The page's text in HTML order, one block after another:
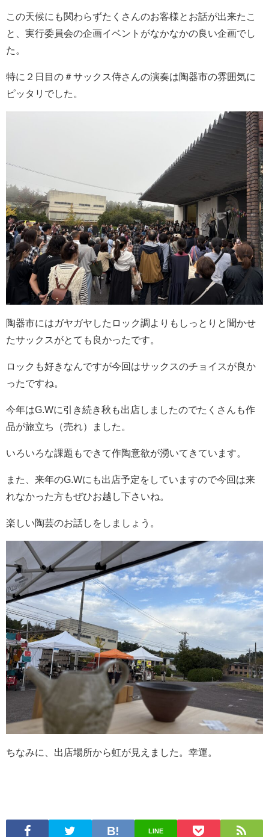
この天候にも関わらずたくさんのお客様とお話が出来たこ
と、実行委員会の企画イベントがなかなかの良い企画でし
た。
特に２日目の＃サックス侍さんの演奏は陶器市の雰囲気に
ピッタリでした。
陶器市にはガヤガヤしたロック調よりもしっとりと聞かせ
たサックスがとても良かったです。
ロックも好きなんですが今回はサックスのチョイスが良か
ったですね。
今年はG.Wに引き続き秋も出店しましたのでたくさんも作
品が旅立ち（売れ）ました。
いろいろな課題もできて作陶意欲が湧いてきています。
また、来年のG.Wにも出店予定をしていますので今回は来
れなかった方もぜひお越し下さいね。
楽しい陶芸のお話しをしましょう。
ちなみに、出店場所から虹が見えました。幸運。
LINE